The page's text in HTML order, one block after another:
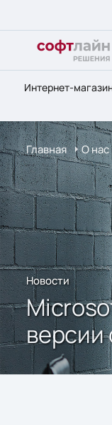
Интернет-
Главная О нас
Новости